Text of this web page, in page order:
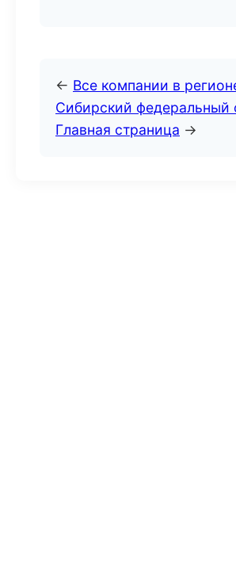
← Все компании в
Сибирский федеральный
Главная страница →